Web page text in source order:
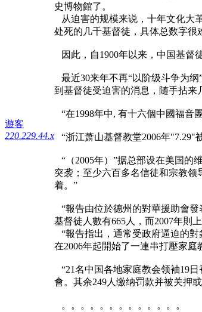
遊客
220.229.44.x
史博物館了。
从迫害的规模来说，十年文化大
处死的几千基督徒，具体总数字很
因此，自1900年以来，中国基督
最近30来年不再“以阶级斗争为
到基督徒受迫害的消息，随手拈来
“在1998年中, 有十六個中國福音
“浙江萧山基督教堂2006年"7.29"
“（2005年）”据总部设在美国的
突袭；至少六百多名信徒和宗教
着。”
“報告由位於德州的對華援助會發
基督徒人數有665人，而2007年則
“報告指出，通常受政府逼迫的
在2006年起開始了一連串打壓家
“21名中国各地家庭教会领袖19
會。其余249人缴纳罚款并被关押
。。。。。。。。。。。。。